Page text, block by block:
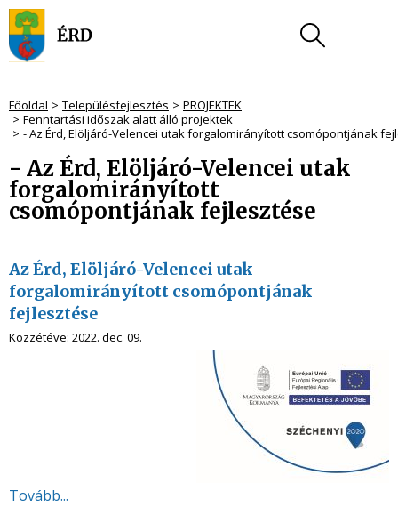
Főoldal Településfejlesztés
PROJEKTEK
Fenntartási időszak alatt álló projektek
- Az Érd, Elöljáró-Velencei utak forgalomirányított csomópontjának
- Az Érd, Elöljáró-Velencei utak
forgalomirányított
csomópontjának fejlesztése
Az Érd, Elöljáró-Velencei utak
forgalomirányított csomópontjának
fejlesztése
Közzétéve: 2022. dec. 09.
Tovább...